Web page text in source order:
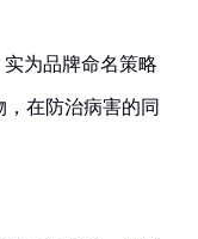
为品牌命名策略
，在防治病害的同